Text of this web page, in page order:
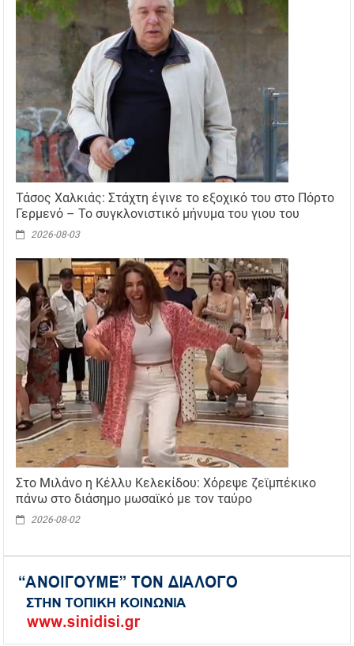
Τάσος Χαλκιάς: Στάχτη έγινε το εξοχικό του στο Πόρτο
Γερμενό – Το συγκλονιστικό μήνυμα του γιου του
2026-08-03
Στο Μιλάνο η Κέλλυ Κελεκίδου: Χόρεψε ζεϊμπέκικο
πάνω στο διάσημο μωσαϊκό με τον ταύρο
2026-08-02